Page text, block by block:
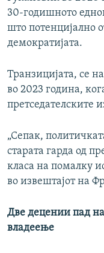
30-годишното
што потенцијално
демократијата.
Транзицијата, се
во 2023 година,
претседателските
„Сепак,
старата гарда од
класа на помалку
во извештајот на
Две децении пад
владеење